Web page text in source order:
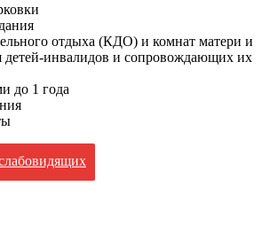
отдыха (КДО) и комнат матери и
инвалидов и сопровождающих их
до 1 года